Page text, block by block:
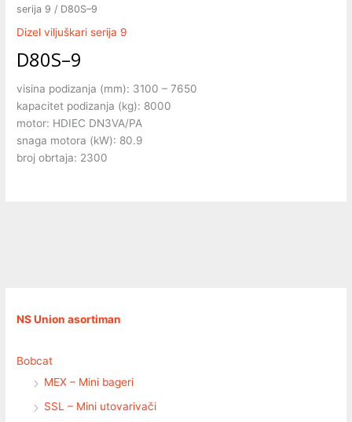
NS Union asortiman
Bobcat
MEX – Mini bageri
SSL – Mini utovarivači
serija 9 / D80S–9
Dizel viljuškari serija 9
D80S–9
visina podizanja (mm): 3100 – 7650
kapacitet podizanja (kg): 8000
motor: HDIEC DN3VA/PA
snaga motora (kW): 80.9
broj obrtaja: 2300